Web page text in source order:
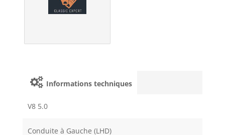
Informations techniques
V8 5.0
Conduite à Gauche (LHD)